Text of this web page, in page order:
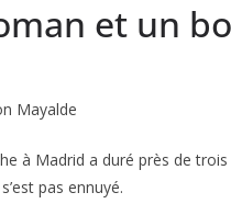
et un
Mayalde
à Madrid a duré près de
pas ennuyé.